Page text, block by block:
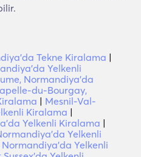
Tekne Kiralama |
Yelkenli
Normandiya'da
du-Bourgay,
| Mesnil-Val-
Kiralama |
Yelkenli Kiralama |
Yelkenli
Yelkenli